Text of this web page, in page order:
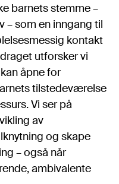
barnets stemme –
– som en inngang til
kontakt
utforsker vi
åpne for
tilstedeværelse
Vi ser på
av
og skape
– også når
ambivalente